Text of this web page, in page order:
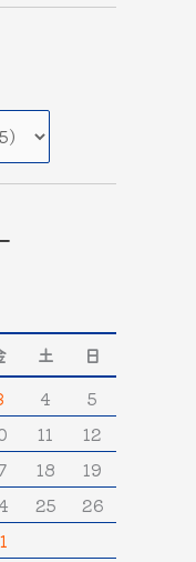
土
日
4
5
11
12
18
19
25
26